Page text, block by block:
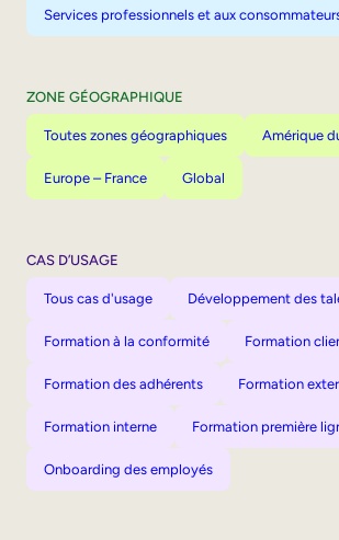
Services professionnels et aux
ZONE GÉOGRAPHIQUE
Toutes zones géographiques Amérique
Europe – France Global
CAS D’USAGE
Tous cas d'usage Développement des
Formation à la conformité Formation
Formation des adhérents Formation
Formation interne Formation première
Onboarding des employés